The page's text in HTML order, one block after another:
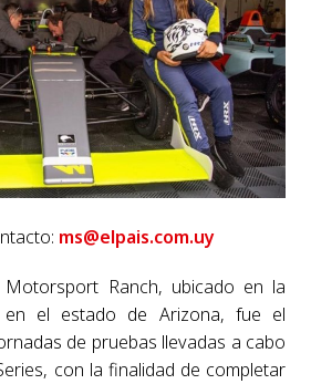
ms@elpais.com.uy
Ranch, ubicado en la
en el estado de Arizona, fue el
de pruebas llevadas a cabo
con la finalidad de completar